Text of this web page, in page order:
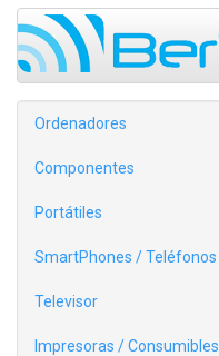
Ordenadores
Componentes
Portátiles
SmartPhones / Teléfonos
Televisor
Impresoras / Consumibles